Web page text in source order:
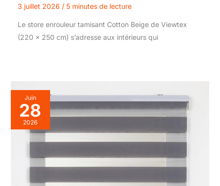
3 juillet 2026 / 5 minutes de lecture
Le store enrouleur tamisant Cotton Beige de Viewtex
(220 x 250 cm) s’adresse aux intérieurs qui
Juin
28
2026